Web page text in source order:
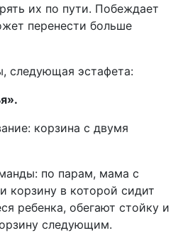
их по пути. Побеждает
перенести больше
следующая эстафета:
корзина с двумя
по парам, мама с
корзину в которой сидит
ребенка, обегают стойку и
следующим.